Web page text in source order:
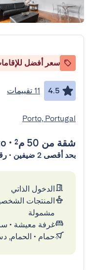
سعر أفضل للإقامات
4.5 11 تقييمات
Porto, Portugal
شقة من 50 م² •
بحد أقصى 2 ضيفين • رقم الطابق 3 • لا مصعد
الدخول الذاتي
المنتجات
مشمولة
غرفة معيشة •
حمام • الحمام,